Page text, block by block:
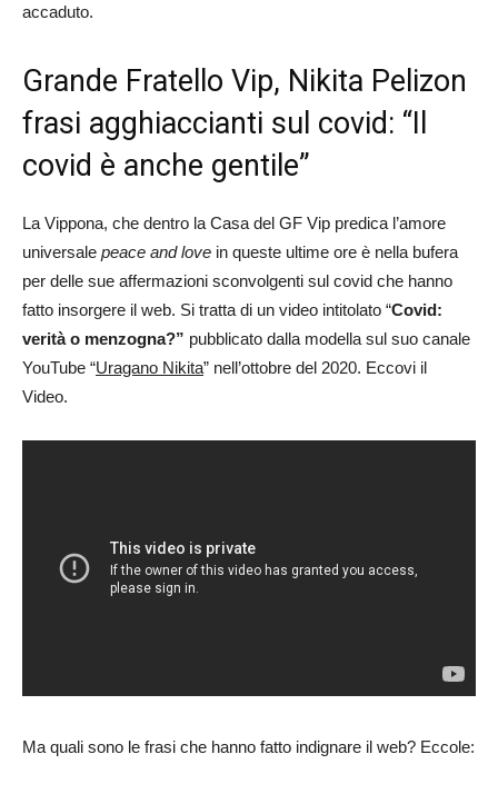
accaduto.
Grande Fratello Vip, Nikita Pelizon
frasi agghiaccianti sul covid: “Il
covid è anche gentile”
La Vippona, che dentro la Casa del GF Vip predica l’amore
universale peace and love in queste ultime ore è nella bufera
per delle sue affermazioni sconvolgenti sul covid che hanno
fatto insorgere il web. Si tratta di un video intitolato “Covid:
verità o menzogna?” pubblicato dalla modella sul suo canale
YouTube “Uragano Nikita” nell’ottobre del 2020. Eccovi il
Video.
Ma quali sono le frasi che hanno fatto indignare il web? Eccole: